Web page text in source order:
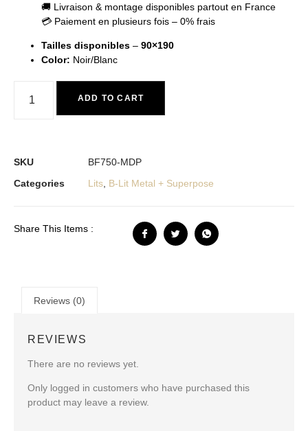
🚚 Livraison & montage disponibles partout en France
💳 Paiement en plusieurs fois – 0% frais
Tailles disponibles – 90×190
Color: Noir/Blanc
ADD TO CART
SKU
BF750-MDP
Categories
Lits B-Lit Metal + Superpose
Share This Items :
Reviews (0)
REVIEWS
There are no reviews yet.
Only logged in customers who have purchased this
product may leave a review.